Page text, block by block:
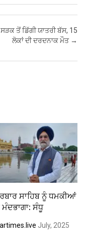
ail ar
e
ਸੜਕ ਤੋਂ ਡਿੱਗੀ ਯਾਤਰੀ ਬੱਸ, 15
ਲੋਕਾਂ ਦੀ ਦਰਦਨਾਕ ਮੌਤ →
ਸਾਹਿਬ ਨੂੰ ਧਮਕੀਆਂ
ਮੰਦਭਾਗਾ: ਸੰਧੂ
July, 2025